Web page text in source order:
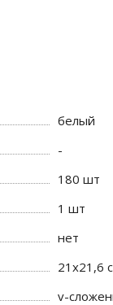
белый
-
180 шт
1 шт
нет
21х21,6
v-